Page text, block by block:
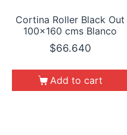
Cortina Roller Black Out
100×160 cms Blanco
$66.640
Add to cart